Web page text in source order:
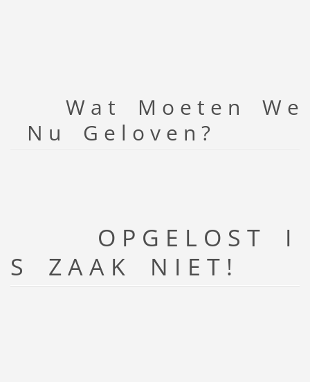
W a t M o e t e n W e
N u G e l o v e n ?
O P G E L O S T I
S Z A A K N I E T !